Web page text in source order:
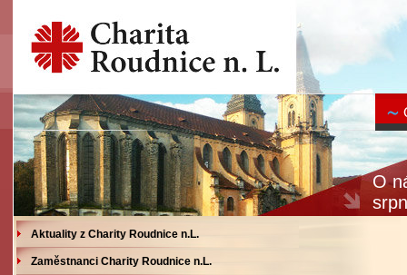
O
Aktuality z Charity Roudnice n.L.
Zaměstnanci Charity Roudnice n.L.